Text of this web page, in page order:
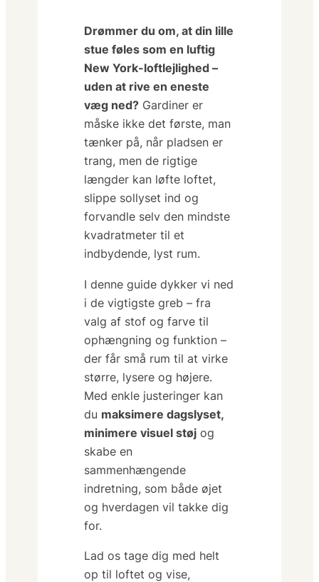
Drømmer du om, at din lille
stue føles som en luftig
New York-loftlejlighed –
uden at rive en eneste
væg ned? Gardiner er
måske ikke det første, man
tænker på, når pladsen er
trang, men de rigtige
længder kan løfte loftet,
slippe sollyset ind og
forvandle selv den mindste
kvadratmeter til et
indbydende, lyst rum.
I denne guide dykker vi ned
i de vigtigste greb – fra
valg af stof og farve til
ophængning og funktion –
der får små rum til at virke
større, lysere og højere.
Med enkle justeringer kan
du maksimere dagslyset,
minimere visuel støj og
skabe en
sammenhængende
indretning, som både øjet
og hverdagen vil takke dig
for.
Lad os tage dig med helt
op til loftet og vise,